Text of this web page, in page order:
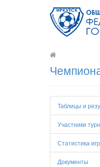
Таблицы и
Участники
Статистика
Документы